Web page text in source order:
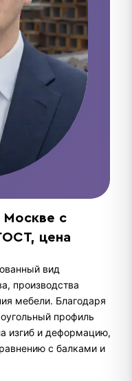
Москве с
цена
вид
производства
мебели. Благодаря
профиль
изгиб и деформацию,
с балками и